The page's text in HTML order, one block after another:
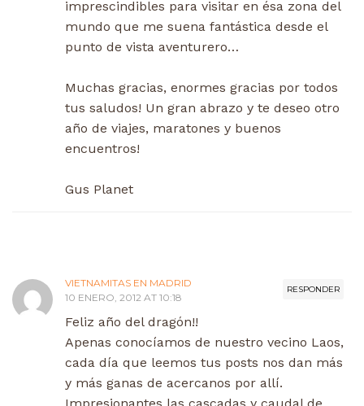
imprescindibles para visitar en ésa zona del
mundo que me suena fantástica desde el
punto de vista aventurero…
Muchas gracias, enormes gracias por todos
tus saludos! Un gran abrazo y te deseo otro
año de viajes, maratones y buenos
encuentros!
Gus Planet
RESPONDER
VIETNAMITAS EN MADRID
10 ENERO, 2012 AT 10:18
Feliz año del dragón!!
Apenas conocíamos de nuestro vecino Laos,
cada día que leemos tus posts nos dan más
y más ganas de acercanos por allí.